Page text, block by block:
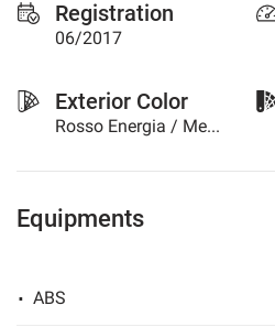
Registration
06/2017
Exterior Color
Rosso Energia / Metallized
Equipments
ABS
please
refer
the
cookie
policy.
can
and
at